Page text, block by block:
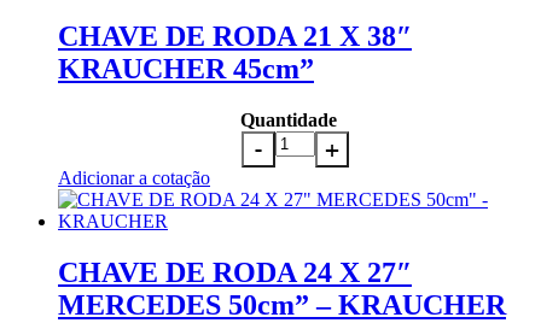
CHAVE DE RODA 21 X 38″
KRAUCHER 45cm”
Quantidade
Adicionar a cotação
CHAVE DE RODA 24 X 27″
MERCEDES 50cm” – KRAUCHER